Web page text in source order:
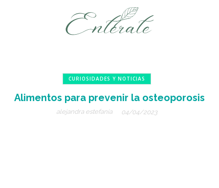
CURIOSIDADES Y NOTICIAS
Alimentos para prevenir la osteoporosis
alejandra estefanía 04/04/2023